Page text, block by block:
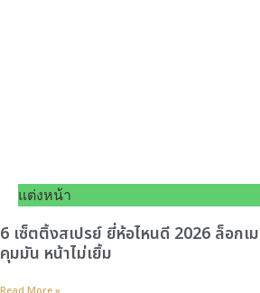
แต่งหน้า
6 เซ็ตติ้งสเปรย์ ยี่ห้อไหนดี 2026 ล็อก
คุมมัน หน้าไม่เยิ้ม